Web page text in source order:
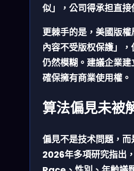
似」，公司得承担直接
更棘手的是，美國版
內容不受版权保護」，
仍然模糊。建議企業
確保擁有商業使用權。
算法偏見未被
偏見不是技术問題，而
2026年多項研究指出